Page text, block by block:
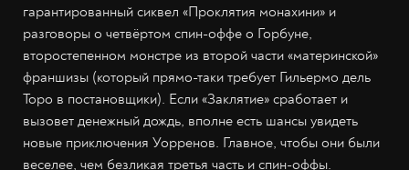
гарантированный сиквел «Проклятия монахини» и
разговоры о четвёртом спин-оффе о Горбуне,
второстепенном монстре из второй части «материнской»
франшизы (который прямо-таки требует Гильермо дель
Торо в постановщики). Если «Заклятие» сработает и
вызовет денежный дождь, вполне есть шансы увидеть
новые приключения Уорренов. Главное, чтобы они были
веселее, чем безликая третья часть и спин-оффы.